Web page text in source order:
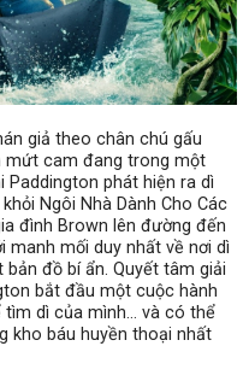
giả theo chân chú gấu
mứt cam đang trong một
Paddington phát hiện ra dì
Ngôi Nhà Dành Cho Các
đình Brown lên đường đến
manh mối duy nhất về nơi dì
đồ bí ẩn. Quyết tâm giải
bắt đầu một cuộc hành
dì của mình… và có thể
kho báu huyền thoại nhất